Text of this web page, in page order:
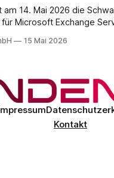
14. Mai 2026 die
Microsoft Exchange
Angreifer, über eine
15 Mai 2026
Kontakt